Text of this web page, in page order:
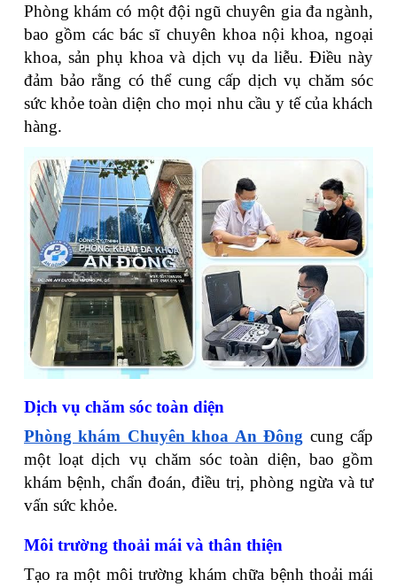
Phòng khám có một đội ngũ chuyên gia đa ngành,
bao gồm các bác sĩ chuyên khoa nội khoa, ngoại
khoa, sản phụ khoa và dịch vụ da liễu. Điều này
đảm bảo rằng có thể cung cấp dịch vụ chăm sóc
sức khỏe toàn diện cho mọi nhu cầu y tế của khách
hàng.
Dịch vụ chăm sóc toàn diện
Phòng khám Chuyên khoa An Đông cung cấp
một loạt dịch vụ chăm sóc toàn diện, bao gồm
khám bệnh, chẩn đoán, điều trị, phòng ngừa và tư
vấn sức khỏe.
Môi trường thoải mái và thân thiện
Tạo ra một môi trường khám chữa bệnh thoải mái